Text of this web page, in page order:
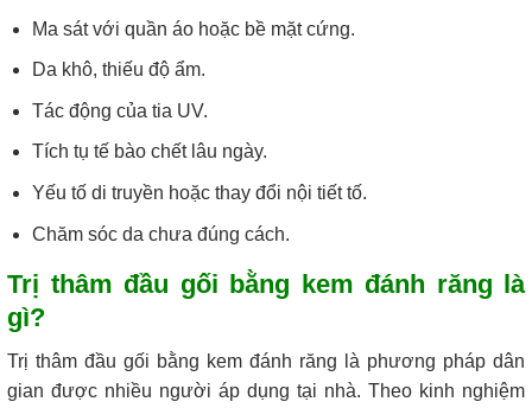
Ma sát với quần áo hoặc bề mặt cứng.
Da khô, thiếu độ ẩm.
Tác động của tia UV.
Tích tụ tế bào chết lâu ngày.
Yếu tố di truyền hoặc thay đổi nội tiết tố.
Chăm sóc da chưa đúng cách.
Trị thâm đầu gối bằng kem đánh răng là
gì?
Trị thâm đầu gối bằng kem đánh răng là phương pháp dân
gian được nhiều người áp dụng tại nhà. Theo kinh nghiệm